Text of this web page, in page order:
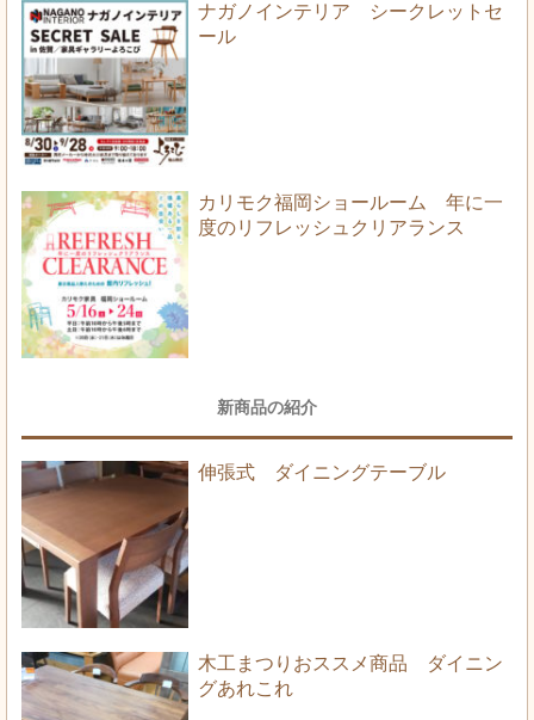
ナガノインテリア シークレットセ
ール
カリモク福岡ショールーム 年に一
度のリフレッシュクリアランス
新商品の紹介
伸張式 ダイニングテーブル
木工まつりおススメ商品 ダイニン
グあれこれ